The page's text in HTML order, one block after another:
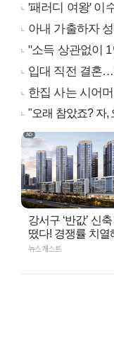
'패러디 여왕' 이
아내 가출하자
"소득 상관없이
입대 직전 결혼
한집 사는 시어머
"오래 참았죠? 자,
강서구 ‘반값’ 신
떴다! 경쟁률 치열
뉴스캐스트